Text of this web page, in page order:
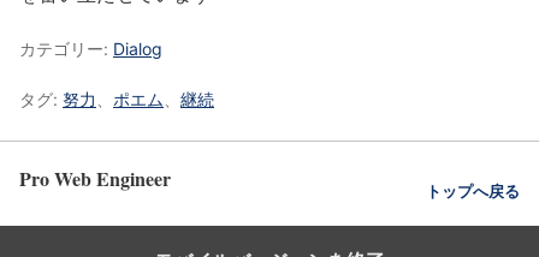
カテゴリー: Dialog
タグ: 努力 ポエム 継続
Pro Web Engineer トップへ戻る